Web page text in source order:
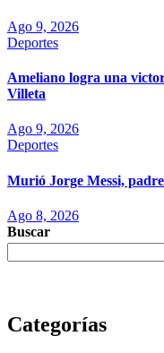
Ago 9, 2026
Deportes
Ameliano logra una
Villeta
Ago 9, 2026
Deportes
Murió Jorge Messi,
Ago 8, 2026
Buscar
Categorías